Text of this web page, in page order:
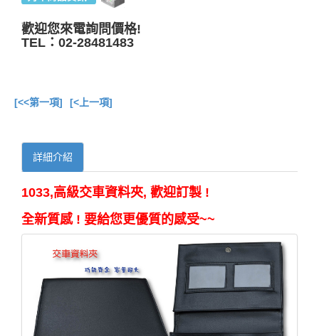
歡迎您來電詢問價格!
TEL：02-28481483
[<<第一項] [<上一項]
詳細介紹
1033,高級交車資料夾, 歡迎訂製 !
全新質感 ! 要給您更優質的感受~~